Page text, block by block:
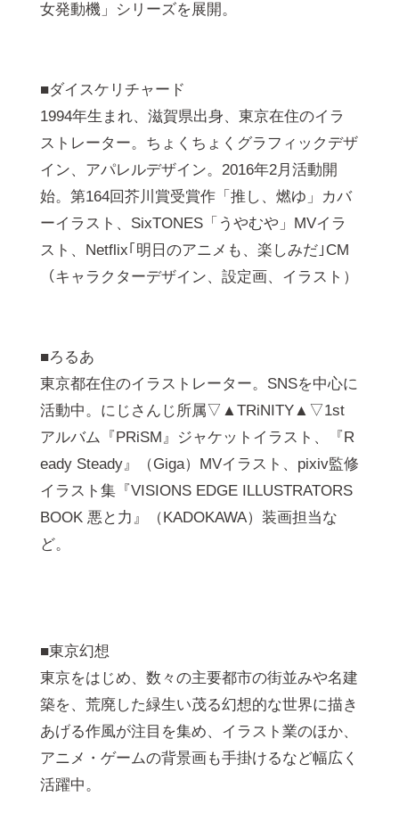
女発動機」シリーズを展開。
■ダイスケリチャード
1994年生まれ、滋賀県出身、東京在住のイラ
ストレーター。ちょくちょくグラフィックデザ
イン、アパレルデザイン。2016年2月活動開
始。第164回芥川賞受賞作「推し、燃ゆ」カバ
ーイラスト、SixTONES「うやむや」MVイラ
スト、Netflix｢明日のアニメも、楽しみだ｣CM
（キャラクターデザイン、設定画、イラスト）
■ろるあ
東京都在住のイラストレーター。SNSを中心に
活動中。にじさんじ所属▽▲TRiNITY▲▽1st
アルバム『PRiSM』ジャケットイラスト、『R
eady Steady』（Giga）MVイラスト、pixiv監修
イラスト集『VISIONS EDGE ILLUSTRATORS
BOOK 悪と力』（KADOKAWA）装画担当な
ど。
■東京幻想
東京をはじめ、数々の主要都市の街並みや名建
築を、荒廃した緑生い茂る幻想的な世界に描き
あげる作風が注目を集め、イラスト業のほか、
アニメ・ゲームの背景画も手掛けるなど幅広く
活躍中。